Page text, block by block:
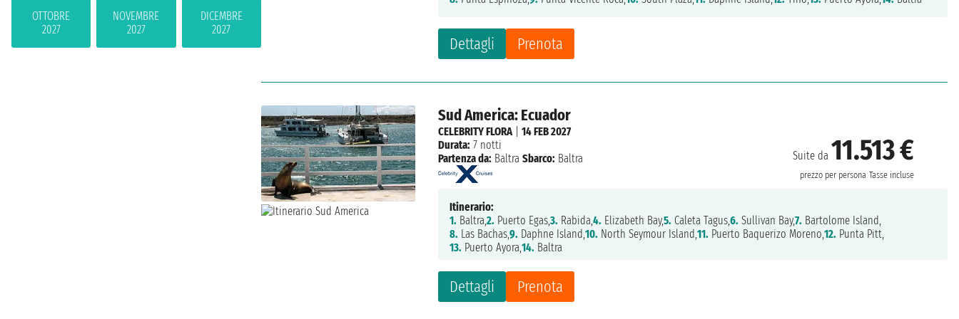
OTTOBRE
2027
NOVEMBRE
2027
DICEMBRE
2027
Dettagli Prenota
Sud America: Ecuador
Suite da 11.513 €
prezzo per persona Tasse incluse
Dettagli Prenota
CELEBRITY FLORA|14 FEB 2027
Durata: 7 notti
Partenza da: Baltra Sbarco: Baltra
Itinerario:
1. Baltra,2. Puerto Egas,3. Rabida,4. Elizabeth Bay,5. Caleta Tagus,6. Sullivan Bay,7. Bartolome Island,
8. Las Bachas,9. Daphne Island,10. North Seymour Island,11. Puerto Baquerizo Moreno,12. Punta Pitt,
13. Puerto Ayora,14. Baltra